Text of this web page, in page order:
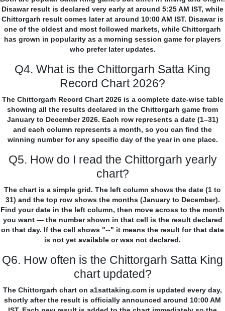
Disawar result is declared very early at around 5:25 AM IST, while
Chittorgarh result comes later at around 10:00 AM IST. Disawar is
one of the oldest and most followed markets, while Chittorgarh
has grown in popularity as a morning session game for players
who prefer later updates.
Q4. What is the Chittorgarh Satta King
Record Chart 2026?
The Chittorgarh Record Chart 2026 is a complete date-wise table
showing all the results declared in the Chittorgarh game from
January to December 2026. Each row represents a date (1–31)
and each column represents a month, so you can find the
winning number for any specific day of the year in one place.
Q5. How do I read the Chittorgarh yearly
chart?
The chart is a simple grid. The left column shows the date (1 to
31) and the top row shows the months (January to December).
Find your date in the left column, then move across to the month
you want — the number shown in that cell is the result declared
on that day. If the cell shows "--" it means the result for that date
is not yet available or was not declared.
Q6. How often is the Chittorgarh Satta King
chart updated?
The Chittorgarh chart on a1sattaking.com is updated every day,
shortly after the result is officially announced around 10:00 AM